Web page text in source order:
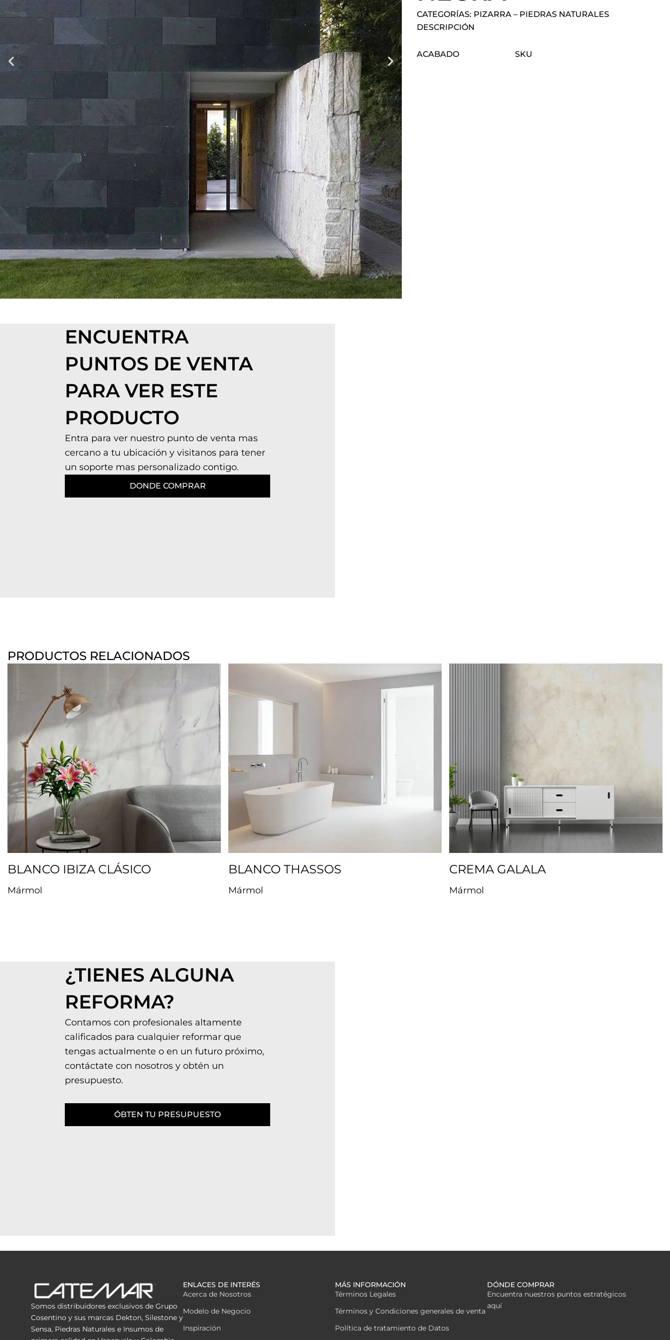
CATEGORÍAS: PIZARRA – PIEDRAS NATURALES
DESCRIPCIÓN
ACABADO SKU
ENCUENTRA
PUNTOS DE VENTA
PARA VER ESTE
PRODUCTO
Entra para ver nuestro punto de venta mas
cercano a tu ubicación y visitanos para tener
un soporte mas personalizado contigo.
DONDE COMPRAR
PRODUCTOS RELACIONADOS
BLANCO IBIZA CLÁSICO
Mármol
BLANCO THASSOS
Mármol
CREMA GALALA
Mármol
¿TIENES ALGUNA
REFORMA?
Contamos con profesionales altamente
calificados para cualquier reformar que
tengas actualmente o en un futuro próximo,
contáctate con nosotros y obtén un
presupuesto.
ÓBTEN TU PRESUPUESTO
Somos distribuidores exclusivos de Grupo
Cosentino y sus marcas Dekton, Silestone y
Sensa, Piedras Naturales e Insumos de
ENLACES DE INTERÉS
Acerca de Nosotros
Modelo de Negocio
Inspiración
MÁS INFORMACIÓN
Términos Legales
Términos y Condiciones generales de venta
Política de tratamiento de Datos
DÓNDE COMPRAR
Encuentra nuestros puntos estratégicos
aquí